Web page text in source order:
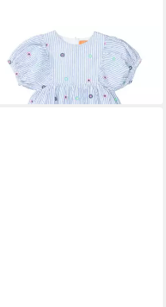
STACCATO A-Linien-Kleid
Md.-Kleid, Streifen
32,99 €